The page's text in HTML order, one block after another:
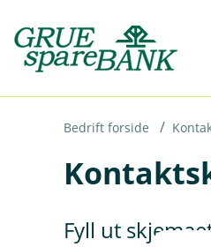
Bedrift forside
Fyll ut